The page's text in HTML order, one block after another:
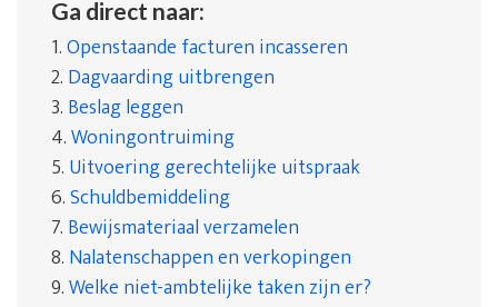
Ga direct naar:
1.Openstaande facturen incasseren
2. Dagvaarding uitbrengen
3. Beslag leggen
4.Woningontruiming
5. Uitvoering gerechtelijke uitspraak
6.Schuldbemiddeling
7. Bewijsmateriaal verzamelen
8. Nalatenschappen en verkopingen
9.Welke niet-ambtelijke taken zijn er?